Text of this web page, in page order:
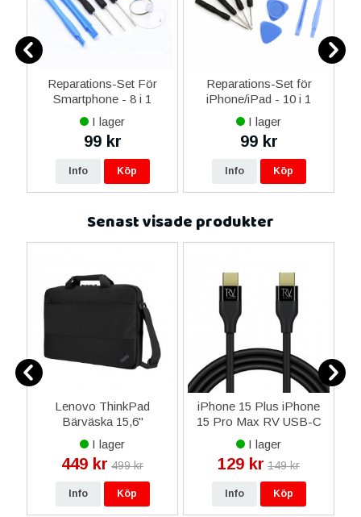
Reparations-Set För
Smartphone - 8 i 1
I lager
99 kr
Info Köp
Reparations-Set för
iPhone/iPad - 10 i 1
I lager
99 kr
Info Köp
Senast visade produkter
Lenovo ThinkPad
Bärväska 15,6"
Polyester - Svart
I lager
449 kr 499 kr
Info Köp
iPhone 15 Plus iPhone
15 Pro Max RV USB-C
till USB-C Kabel 1 Meter
upp till 60W
Snabbladdning - Svart
I lager
129 kr 149 kr
Info Köp